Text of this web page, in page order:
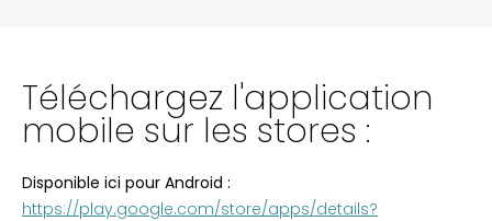
Téléchargez l'application
mobile sur les stores :
Disponible ici pour Android :
https://play.google.com/store/apps/details?